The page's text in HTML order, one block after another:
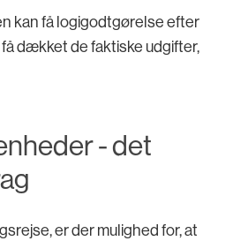
kan få logigodtgørelse efter
dækket de faktiske udgifter,
- det
er der mulighed for, at